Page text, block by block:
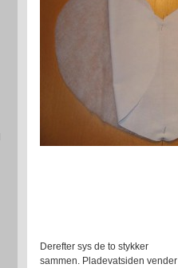
Derefter sys de to stykker
sammen. Pladevatsiden vender